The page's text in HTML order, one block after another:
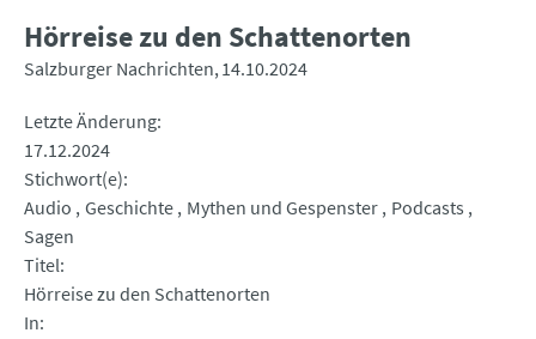
Hörreise zu den Schattenorten
Salzburger Nachrichten 14.10.2024
Letzte Änderung
17.12.2024
Stichwort(e)
Audio Geschichte Mythen und Gespenster Podcasts
Sagen
Titel
Hörreise zu den Schattenorten
In